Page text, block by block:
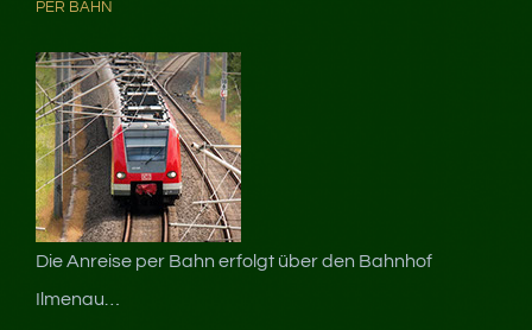
PER BAHN
Die Anreise per Bahn erfolgt über den Bahnhof
Ilmenau…